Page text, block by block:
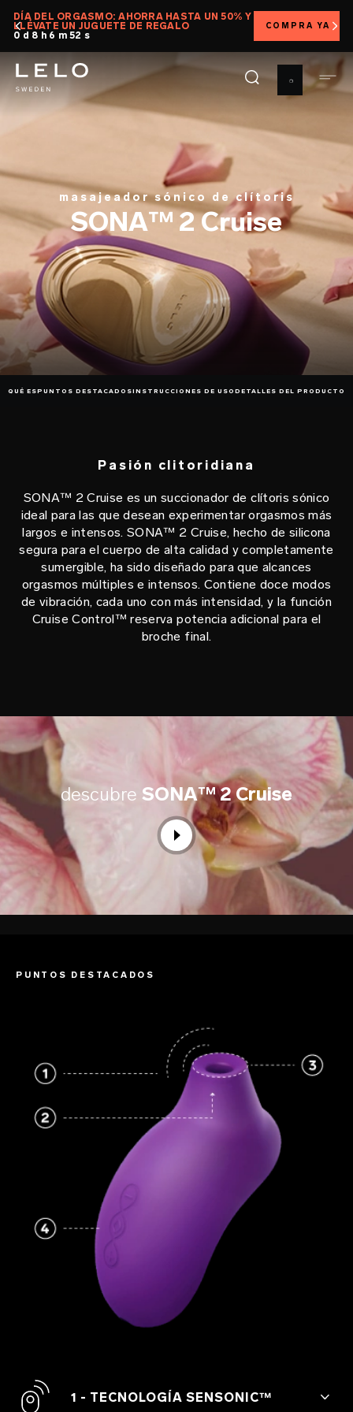
Pasar
contenido
principal
DÍA DEL ORGASMO: AHORRA HASTA UN 50% Y
LLÉVATE UN JUGUETE DE REGALO
0 d 8 h 6 m 50 s
COMPRA YA
masajeador sónico de clítoris
SONA™ 2 Cruise
QUÉ ESPUNTOS DESTACADOSINSTRUCCIONES DE USO DETALLES DEL PRODUCTO
Pasión clitoridiana
SONA™ 2 Cruise es un succionador de clítoris sónico
ideal para las que desean experimentar orgasmos más
largos e intensos. SONA™ 2 Cruise, hecho de silicona
segura para el cuerpo de alta calidad y completamente
sumergible, ha sido diseñado para que alcances
orgasmos múltiples e intensos. Contiene doce modos
de vibración, cada uno con más intensidad, y la función
Cruise Control™ reserva potencia adicional para el
broche final.
descubre SONA™ 2 Cruise
PUNTOS DESTACADOS
1 - TECNOLOGÍA SENSONIC™